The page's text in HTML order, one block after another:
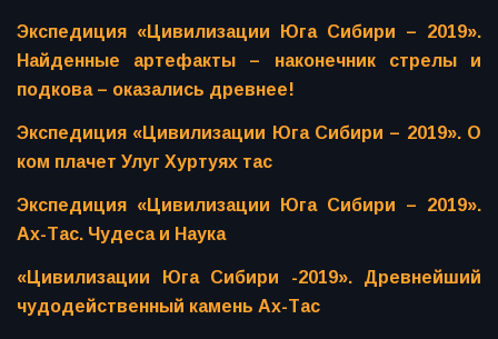
Экспедиция «Цивилизации Юга Сибири – 2019».
Найденные артефакты – наконечник стрелы и
подкова – оказались древнее!
Экспедиция «Цивилизации Юга Сибири – 2019». О
ком плачет Улуг Хуртуях тас
Экспедиция «Цивилизации Юга Сибири – 2019».
Ах-Тас. Чудеса и Наука
«Цивилизации Юга Сибири -2019». Древнейший
чудодейственный камень Ах-Тас